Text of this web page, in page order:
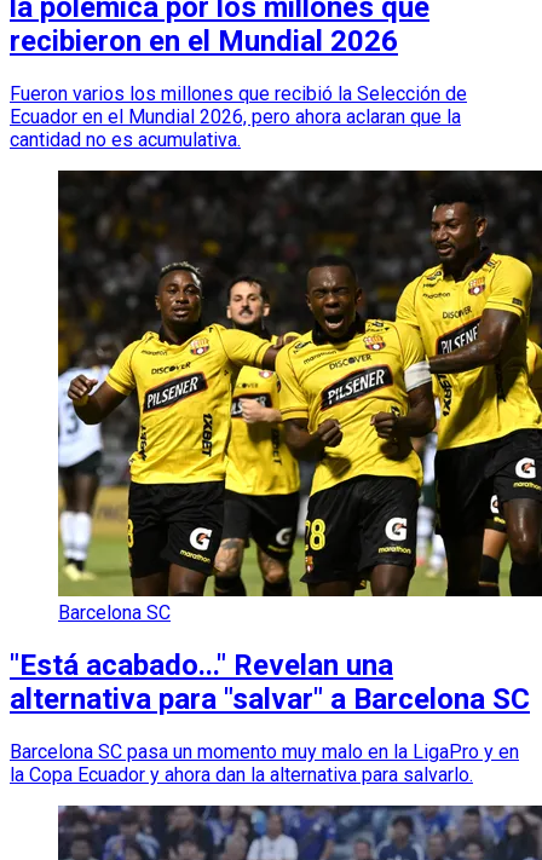
la polémica por los millones que
recibieron en el Mundial 2026
Fueron varios los millones que recibió la Selección de
Ecuador en el Mundial 2026, pero ahora aclaran que la
cantidad no es acumulativa.
Barcelona SC
"Está acabado..." Revelan una
alternativa para "salvar" a Barcelona SC
Barcelona SC pasa un momento muy malo en la LigaPro y en
la Copa Ecuador y ahora dan la alternativa para salvarlo.